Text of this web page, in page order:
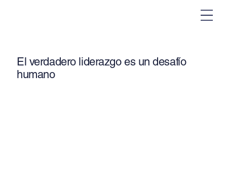
El verdadero liderazgo es un desafío
humano